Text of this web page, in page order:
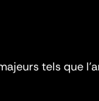
tels que